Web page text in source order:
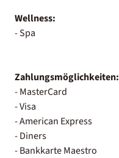
Wellness:
- Spa
Zahlungsmöglichkeiten:
- MasterCard
- Visa
- American Express
- Diners
- Bankkarte Maestro